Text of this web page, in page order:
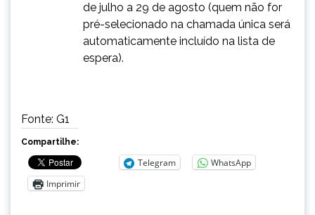
de julho a 29 de agosto (quem não for
pré-selecionado na chamada única será
automaticamente incluído na lista de
espera).
Fonte: G1
Compartilhe:
Telegram
WhatsApp
Imprimir